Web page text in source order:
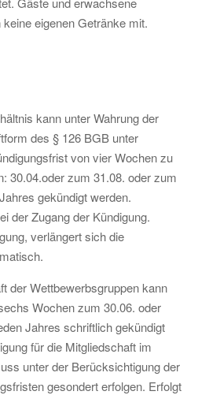
eigenen Getränke mit.
kann unter Wahrung der
des § 126 BGB unter
von vier Wochen zu
30.04.oder zum 31.08. oder zum
gekündigt werden.
der Zugang der Kündigung.
verlängert sich die
der Wettbewerbsgruppen kann
Wochen zum 30.06. oder
Jahres schriftlich gekündigt
für die Mitgliedschaft im
unter der Berücksichtigung der
gesondert erfolgen. Erfolgt